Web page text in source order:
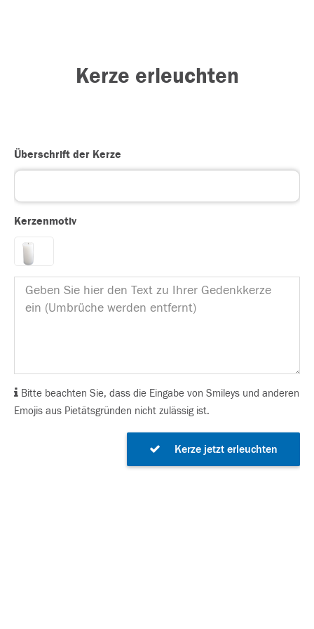
Kerze erleuchten
Überschrift der Kerze
Kerzenmotiv
Bitte beachten Sie, dass die Eingabe von Smileys und anderen
Emojis aus Pietätsgründen nicht zulässig ist.
Kerze jetzt erleuchten